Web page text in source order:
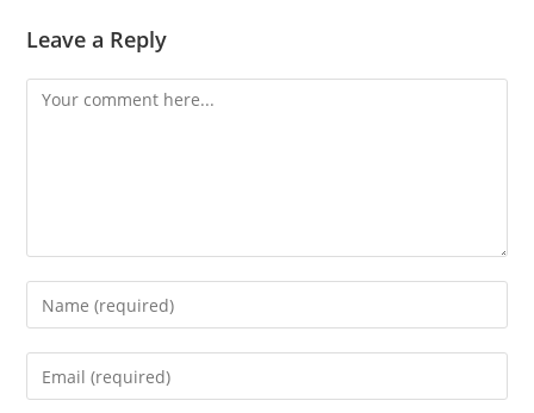
Leave a Reply
Comment
Enter
your
name
Enter
your